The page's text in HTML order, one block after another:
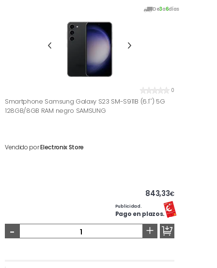
De3a6días
0
Smartphone Samsung Galaxy S23 SM-S911B (6.1'') 5G
128GB/8GB RAM negro SAMSUNG
Vendido porElectronix Store
843,33€
Publicidad.
Pago en plazos.
- +